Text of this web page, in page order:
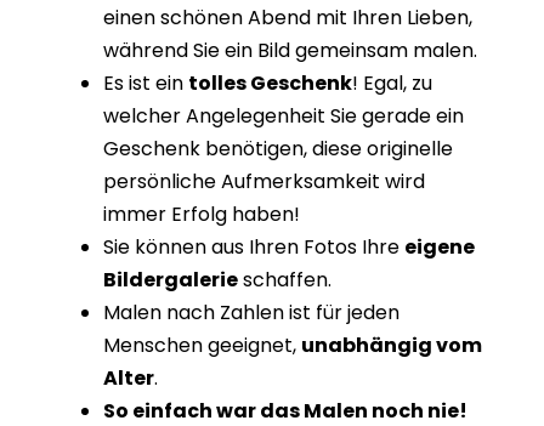
einen schönen Abend mit Ihren Lieben,
während Sie ein Bild gemeinsam malen.
Es ist ein tolles Geschenk! Egal, zu
welcher Angelegenheit Sie gerade ein
Geschenk benötigen, diese originelle
persönliche Aufmerksamkeit wird
immer Erfolg haben!
Sie können aus Ihren Fotos Ihre eigene
Bildergalerieschaffen.
Malen nach Zahlen ist für jeden
Menschen geeignet, unabhängig vom
Alter.
So einfach war das Malen noch nie!